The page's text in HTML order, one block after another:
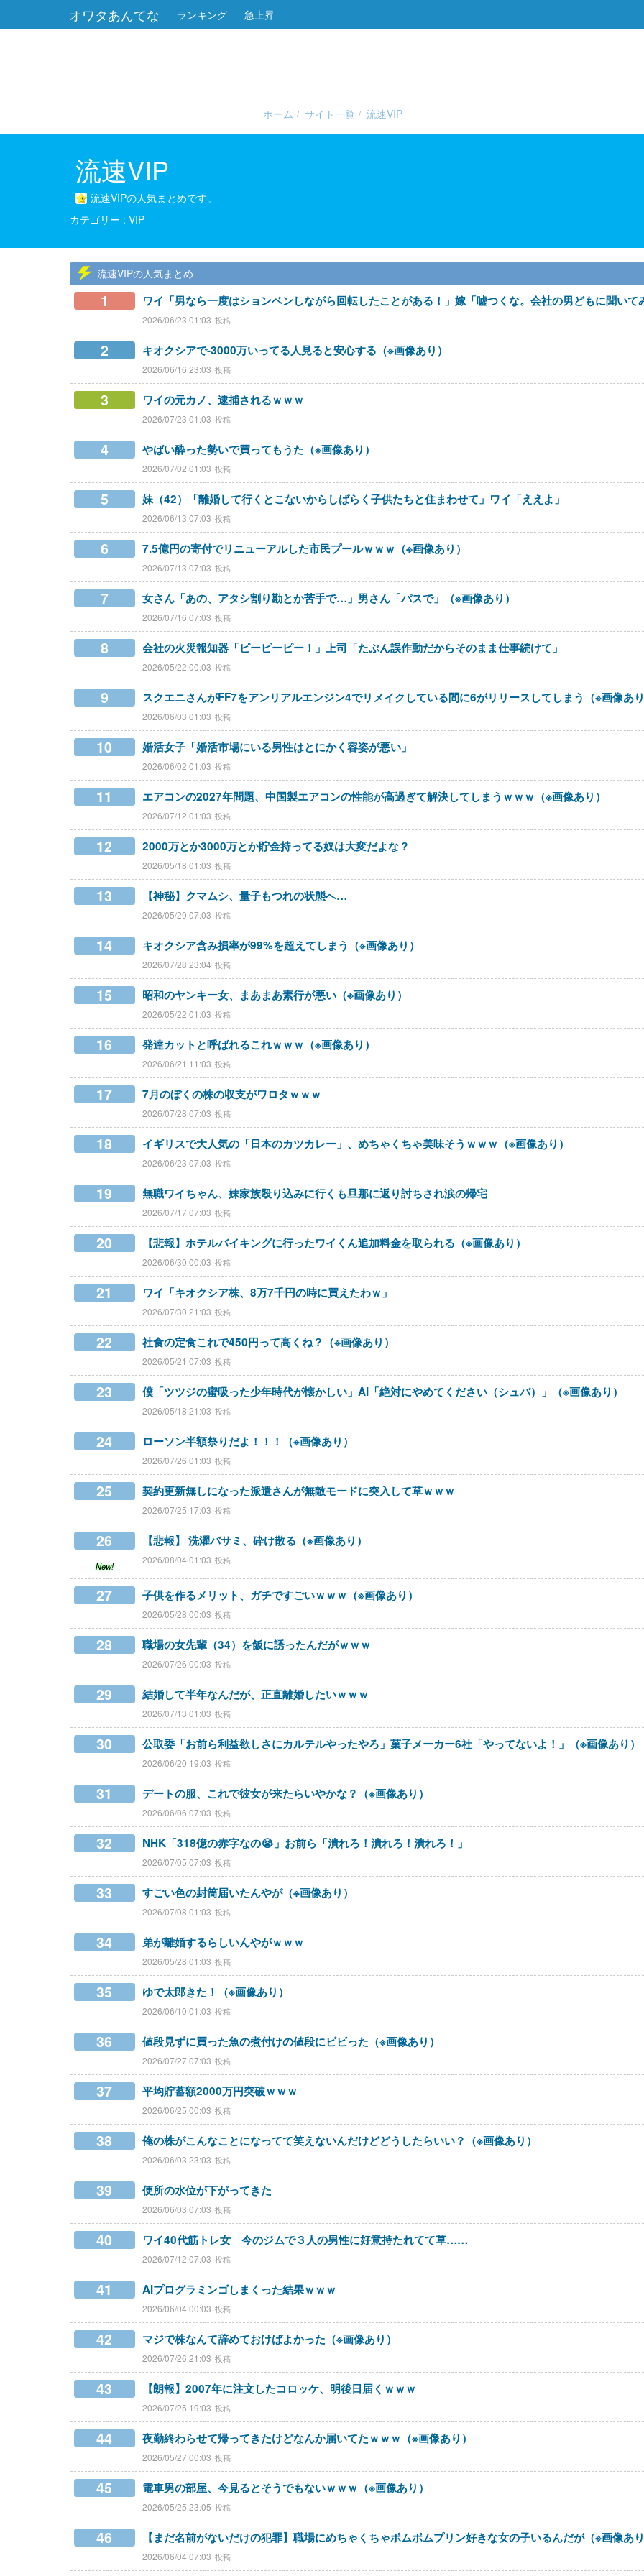
オワタあんてな ランキング 急上昇
ホーム サイト一覧 流速VIP
流速VIP
流速VIPの人気まとめです。
VIP
流速VIPの人気まとめ
1 ワイ「男なら一度はションベンしながら回転したことがある！」嫁「嘘つくな。会社の男どもに聞いて
2026/06/23 01:03
2 キオクシアで-3000万いってる人見ると安心する（※画像あり）
2026/06/16 23:03
3 ワイの元カノ、逮捕されるｗｗｗ
2026/07/23 01:03
4 やばい酔った勢いで買ってもうた（※画像あり）
2026/07/02 01:03
5 妹（42）「離婚して行くとこないからしばらく子供たちと住まわせて」ワイ「ええよ」
2026/06/13 07:03
6 7.5億円の寄付でリニューアルした市民プールｗｗｗ（※画像あり）
2026/07/13 07:03
7 女さん「あの、アタシ割り勘とか苦手で…」男さん「パスで」（※画像あり）
2026/07/16 07:03
8 会社の火災報知器「ピーピーピー！」上司「たぶん誤作動だからそのまま仕事続けて」
2026/05/22 00:03
9 スクエニさんがFF7をアンリアルエンジン4でリメイクしている間に6がリリースしてしまう（※画像あ
2026/06/03 01:03
10 婚活女子「婚活市場にいる男性はとにかく容姿が悪い」
2026/06/02 01:03
11 エアコンの2027年問題、中国製エアコンの性能が高過ぎて解決してしまうｗｗｗ（※画像あり）
2026/07/12 01:03
12 2000万とか3000万とか貯金持ってる奴は大変だよな？
2026/05/18 01:03
13 【神秘】クマムシ、量子もつれの状態へ…
2026/05/29 07:03
14 キオクシア含み損率が99%を超えてしまう（※画像あり）
2026/07/28 23:04
15 昭和のヤンキー女、まあまあ素行が悪い（※画像あり）
2026/05/22 01:03
16 発達カットと呼ばれるこれｗｗｗ（※画像あり）
2026/06/21 11:03
17 7月のぼくの株の収支がワロタｗｗｗ
2026/07/28 07:03
18 イギリスで大人気の「日本のカツカレー」、めちゃくちゃ美味そうｗｗｗ（※画像あり）
2026/06/23 07:03
19 無職ワイちゃん、妹家族殴り込みに行くも旦那に返り討ちされ涙の帰宅
2026/07/17 07:03
20 【悲報】ホテルバイキングに行ったワイくん追加料金を取られる（※画像あり）
2026/06/30 00:03
21 ワイ「キオクシア株、8万7千円の時に買えたわｗ」
2026/07/30 21:03
22 社食の定食これで450円って高くね？（※画像あり）
2026/05/21 07:03
23 僕「ツツジの蜜吸った少年時代が懐かしい」AI「絶対にやめてください（シュバ）」（※画像あり）
2026/05/18 21:03
24 ローソン半額祭りだよ！！！（※画像あり）
2026/07/26 01:03
25 契約更新無しになった派遣さんが無敵モードに突入して草ｗｗｗ
2026/07/25 17:03
26
New!
【悲報】 洗濯バサミ、砕け散る（※画像あり）
2026/08/04 01:03
27 子供を作るメリット、ガチですごいｗｗｗ（※画像あり）
2026/05/28 00:03
28 職場の女先輩（34）を飯に誘ったんだがｗｗｗ
2026/07/26 00:03
29 結婚して半年なんだが、正直離婚したいｗｗｗ
2026/07/13 01:03
30 公取委「お前ら利益欲しさにカルテルやったやろ」菓子メーカー6社「やってないよ！」（※画像あり）
2026/06/20 19:03
31 デートの服、これで彼女が来たらいやかな？（※画像あり）
2026/06/06 07:03
32 NHK「318億の赤字なの😭」お前ら「潰れろ！潰れろ！潰れろ！」
2026/07/05 07:03
33 すごい色の封筒届いたんやが（※画像あり）
2026/07/08 01:03
34 弟が離婚するらしいんやがｗｗｗ
2026/05/28 01:03
35 ゆで太郎きた！（※画像あり）
2026/06/10 01:03
36 値段見ずに買った魚の煮付けの値段にビビった（※画像あり）
2026/07/27 07:03
37 平均貯蓄額2000万円突破ｗｗｗ
2026/06/25 00:03
38 俺の株がこんなことになってて笑えないんだけどどうしたらいい？（※画像あり）
2026/06/03 23:03
39 便所の水位が下がってきた
2026/06/03 07:03
40 ワイ40代筋トレ女 今のジムで３人の男性に好意持たれてて草……
2026/07/12 07:03
41 AIプログラミンゴしまくった結果ｗｗｗ
2026/06/04 00:03
42 マジで株なんて辞めておけばよかった（※画像あり）
2026/07/26 21:03
43 【朗報】2007年に注文したコロッケ、明後日届くｗｗｗ
2026/07/25 19:03
44 夜勤終わらせて帰ってきたけどなんか届いてたｗｗｗ（※画像あり）
2026/05/27 00:03
45 電車男の部屋、今見るとそうでもないｗｗｗ（※画像あり）
2026/05/25 23:05
46 【まだ名前がないだけの犯罪】職場にめちゃくちゃポムポムプリン好きな女の子いるんだが（※画像あ
2026/06/04 07:03